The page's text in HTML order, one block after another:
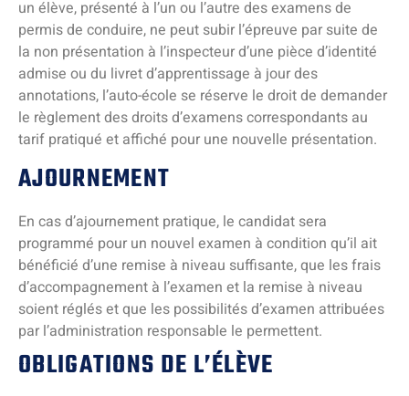
un élève, présenté à l’un ou l’autre des examens de
permis de conduire, ne peut subir l’épreuve par suite de
la non présentation à l’inspecteur d’une pièce d’identité
admise ou du livret d’apprentissage à jour des
annotations, l’auto-école se réserve le droit de demander
le règlement des droits d’examens correspondants au
tarif pratiqué et affiché pour une nouvelle présentation.
AJOURNEMENT
En cas d’ajournement pratique, le candidat sera
programmé pour un nouvel examen à condition qu’il ait
bénéficié d’une remise à niveau suffisante, que les frais
d’accompagnement à l’examen et la remise à niveau
soient réglés et que les possibilités d’examen attribuées
par l’administration responsable le permettent.
OBLIGATIONS DE L’ÉLÈVE